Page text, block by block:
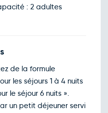
: 2 adultes
de la formule
les séjours 1 à 4 nuits
le séjour 6 nuits ».
un petit déjeuner servi